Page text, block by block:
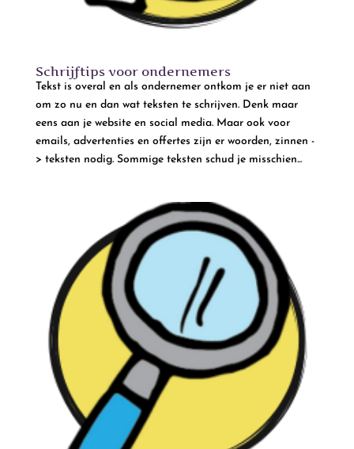
Schrijftips voor ondernemers
Tekst is overal en als ondernemer ontkom je er niet aan
om zo nu en dan wat teksten te schrijven. Denk maar
eens aan je website en social media. Maar ook voor
emails, advertenties en offertes zijn er woorden, zinnen -
> teksten nodig. Sommige teksten schud je misschien...